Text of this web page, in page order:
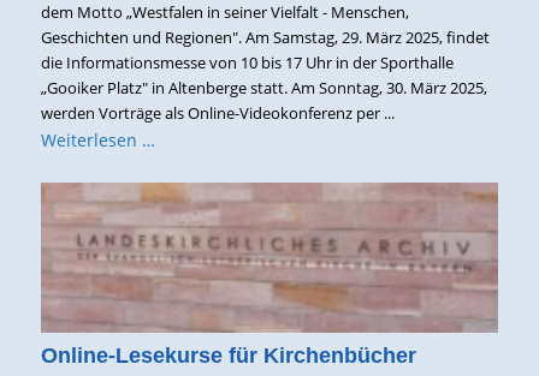
dem Motto „Westfalen in seiner Vielfalt - Menschen,
Geschichten und Regionen". Am Samstag, 29. März 2025, findet
die Informationsmesse von 10 bis 17 Uhr in der Sporthalle
„Gooiker Platz" in Altenberge statt. Am Sonntag, 30. März 2025,
werden Vorträge als Online-Videokonferenz per ...
Weiterlesen …
Online-Lesekurse für Kirchenbücher